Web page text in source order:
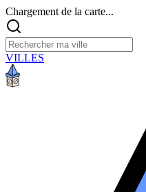
Chargement de la carte...
VILLES